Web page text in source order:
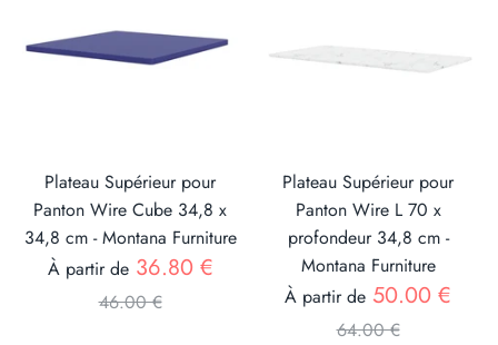
Plateau Supérieur pour
Panton Wire Cube 34,8 x
34,8 cm - Montana Furniture
À partir de 36.80 €Prix
46.00 €
Plateau Supérieur pour
Panton Wire L 70 x
profondeur 34,8 cm -
Montana Furniture
À partir de 50.00 €
64.00 €